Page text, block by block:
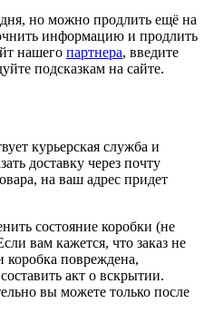
но можно продлить ещё на
информацию и продлить
нашего партнера, введите
подсказкам на сайте.
курьерская служба и
доставку через почту
на ваш адрес придет
состояние коробки (не
вам кажется, что заказ не
коробка повреждена,
акт о вскрытии.
вы можете только после